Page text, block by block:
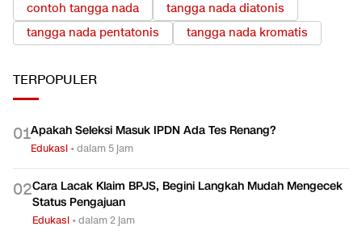
contoh tangga nada
tangga nada diatonis
tangga nada pentatonis
tangga nada kromatis
TERPOPULER
01Apakah Seleksi Masuk IPDN Ada Tes Renang?
Edukasi •dalam 5 jam
02Cara Lacak Klaim BPJS, Begini Langkah Mudah Mengecek
Status Pengajuan
Edukasi •dalam 2 jam